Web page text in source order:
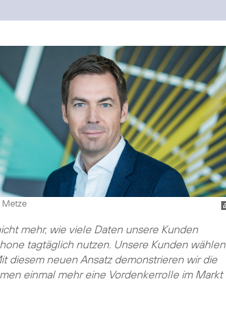
mehr, wie viele Daten unsere Kunden
tagtäglich nutzen. Unsere Kunden wählen
diesem neuen Ansatz demonstrieren wir die
einmal mehr eine Vordenkerrolle im Markt